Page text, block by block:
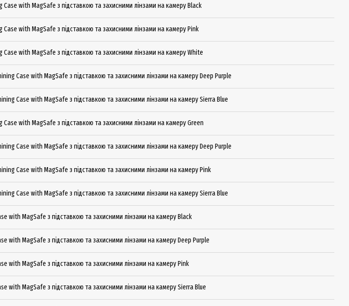
with MagSafe з підставкою та захисними лінзами на камеру Black
with MagSafe з підставкою та захисними лінзами на камеру Pink
with MagSafe з підставкою та захисними лінзами на камеру White
Сase with MagSafe з підставкою та захисними лінзами на камеру Deep Purple
Сase with MagSafe з підставкою та захисними лінзами на камеру Sierra Blue
with MagSafe з підставкою та захисними лінзами на камеру Green
Сase with MagSafe з підставкою та захисними лінзами на камеру Deep Purple
Сase with MagSafe з підставкою та захисними лінзами на камеру Pink
Сase with MagSafe з підставкою та захисними лінзами на камеру Sierra Blue
with MagSafe з підставкою та захисними лінзами на камеру Black
with MagSafe з підставкою та захисними лінзами на камеру Deep Purple
with MagSafe з підставкою та захисними лінзами на камеру Pink
with MagSafe з підставкою та захисними лінзами на камеру Sierra Blue